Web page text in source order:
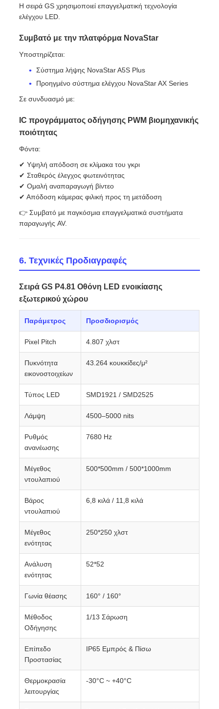
Η σειρά GS χρησιμοποιεί επαγγελματική τεχνολογία
ελέγχου LED.
Συμβατό με την πλατφόρμα NovaStar
Υποστηρίζεται:
Σύστημα λήψης NovaStar A5S Plus
Προηγμένο σύστημα ελέγχου NovaStar AX Series
Σε συνδυασμό με:
IC προγράμματος οδήγησης PWM βιομηχανικής
ποιότητας
Φόντα:
✔ Υψηλή απόδοση σε κλίμακα του γκρι
✔ Σταθερός έλεγχος φωτεινότητας
✔ Ομαλή αναπαραγωγή βίντεο
✔ Απόδοση κάμερας φιλική προς τη μετάδοση
👉 Συμβατό με παγκόσμια επαγγελματικά συστήματα
παραγωγής AV.
6. Τεχνικές Προδιαγραφές
Σειρά GS P4.81 Οθόνη LED ενοικίασης
εξωτερικού χώρου
Παράμετρος Προσδιορισμός
Pixel Pitch 4.807 χλστ
Πυκνότητα
εικονοστοιχείων
43.264 κουκκίδες/μ²
Τύπος LED SMD1921 / SMD2525
Λάμψη 4500–5000 nits
Ρυθμός
ανανέωσης
7680 Hz
Μέγεθος
ντουλαπιού
500*500mm / 500*1000mm
Βάρος
ντουλαπιού
6,8 κιλά / 11,8 κιλά
Μέγεθος
ενότητας
250*250 χλστ
Ανάλυση
ενότητας
52*52
Γωνία θέασης 160° / 160°
Μέθοδος
Οδήγησης
1/13 Σάρωση
Επίπεδο
Προστασίας
IP65 Εμπρός & Πίσω
Θερμοκρασία
λειτουργίας
-30°C ~ +40°C